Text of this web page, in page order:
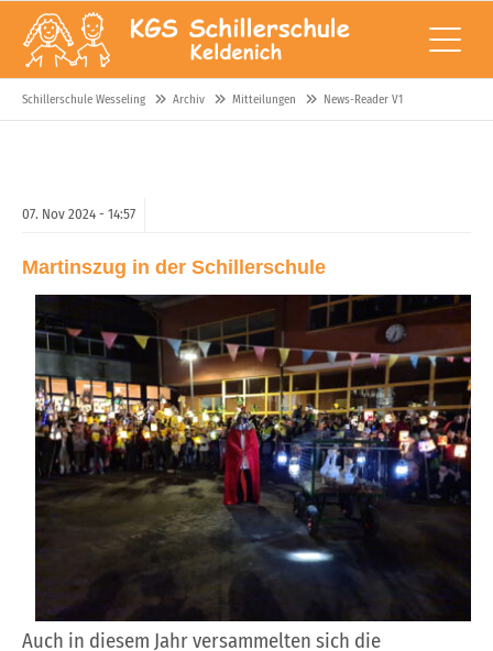
Schillerschule Wesseling Archiv Mitteilungen News-Reader V1
07. Nov 2024 - 14:57
Martinszug in der Schillerschule
Auch in diesem Jahr versammelten sich die